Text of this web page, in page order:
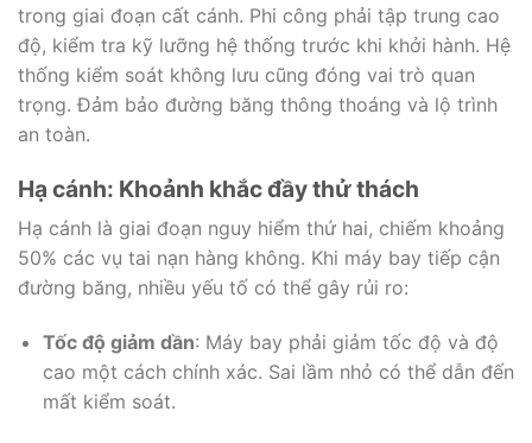
trong giai đoạn cất cánh. Phi công phải tập trung cao
độ, kiểm tra kỹ lưỡng hệ thống trước khi khởi hành. Hệ
thống kiểm soát không lưu cũng đóng vai trò quan
trọng. Đảm bảo đường băng thông thoáng và lộ trình
an toàn.
Hạ cánh: Khoảnh khắc đầy thử thách
Hạ cánh là giai đoạn nguy hiểm thứ hai, chiếm khoảng
50% các vụ tai nạn hàng không. Khi máy bay tiếp cận
đường băng, nhiều yếu tố có thể gây rủi ro:
Tốc độ giảm dần: Máy bay phải giảm tốc độ và độ
cao một cách chính xác. Sai lầm nhỏ có thể dẫn đến
mất kiểm soát.